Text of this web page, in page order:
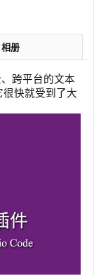
相册
跨平台的文本
快就受到了大